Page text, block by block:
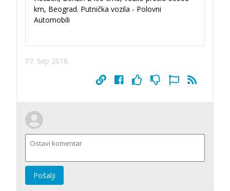
km, Beograd. Putnička vozila - Polovni
Automobili
07. Sep 2018.
Pošalji